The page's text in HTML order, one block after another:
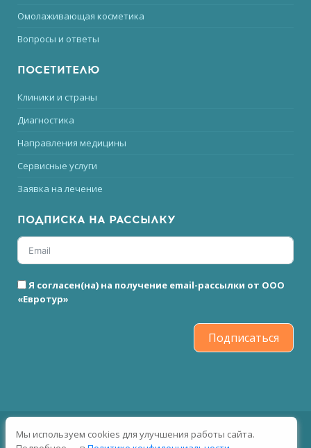
Омолаживающая косметика
Вопросы и ответы
ПОСЕТИТЕЛЮ
Клиники и страны
Диагностика
Направления медицины
Сервисные услуги
Заявка на лечение
ПОДПИСКА НА РАССЫЛКУ
Я согласен(на) на получение email-рассылки от ООО
«Евротур»
Подписаться
2026 © Все права защищены
Мы используем cookies для улучшения работы сайта.